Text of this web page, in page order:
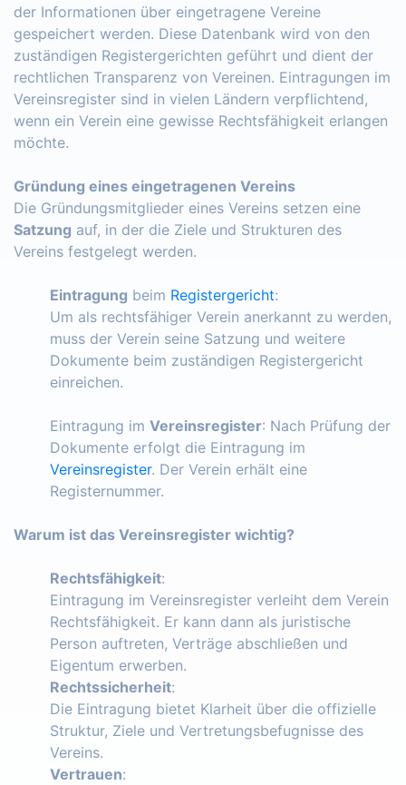
der Informationen über eingetragene Vereine
gespeichert werden. Diese Datenbank wird von den
zuständigen Registergerichten geführt und dient der
rechtlichen Transparenz von Vereinen. Eintragungen im
Vereinsregister sind in vielen Ländern verpflichtend,
wenn ein Verein eine gewisse Rechtsfähigkeit erlangen
möchte.
Gründung eines eingetragenen Vereins
Die Gründungsmitglieder eines Vereins setzen eine
Satzung auf, in der die Ziele und Strukturen des
Vereins festgelegt werden.
Eintragung beim Registergericht:
Um als rechtsfähiger Verein anerkannt zu werden,
muss der Verein seine Satzung und weitere
Dokumente beim zuständigen Registergericht
einreichen.
Eintragung im Vereinsregister: Nach Prüfung der
Dokumente erfolgt die Eintragung im
Vereinsregister. Der Verein erhält eine
Registernummer.
Warum ist das Vereinsregister wichtig?
Rechtsfähigkeit:
Eintragung im Vereinsregister verleiht dem Verein
Rechtsfähigkeit. Er kann dann als juristische
Person auftreten, Verträge abschließen und
Eigentum erwerben.
Rechtssicherheit:
Die Eintragung bietet Klarheit über die offizielle
Struktur, Ziele und Vertretungsbefugnisse des
Vereins.
Vertrauen: